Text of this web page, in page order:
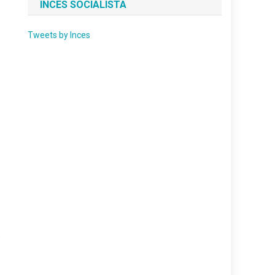
INCES SOCIALISTA
Tweets by Inces